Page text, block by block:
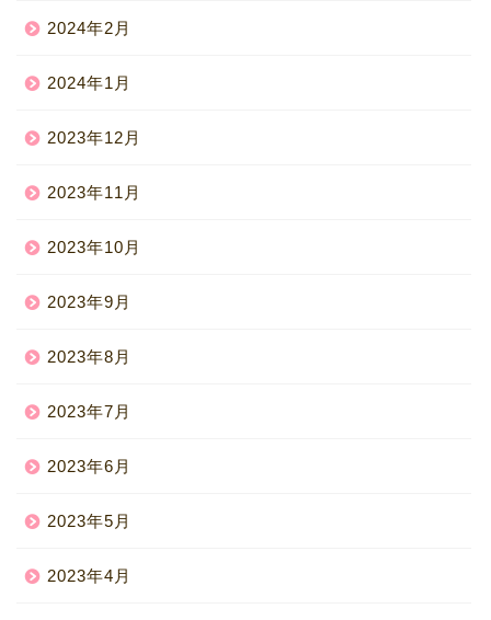
2024年2月
2024年1月
2023年12月
2023年11月
2023年10月
2023年9月
2023年8月
2023年7月
2023年6月
2023年5月
2023年4月